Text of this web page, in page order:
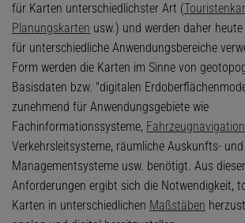
für Karten unterschiedlichster Art (
Planungskarten usw.) und werden daher
für unterschiedliche Anwendungsbereiche
Form werden die Karten im Sinne von
Basisdaten bzw. "digitalen
zunehmend für Anwendungsgebiete wie
Fachinformationssysteme,
Verkehrsleitsysteme, räumliche Auskunfts- und
Managementsysteme usw. benötigt. Aus
Anforderungen ergibt sich die Notwendigkeit,
Karten in unterschiedlichen Maßstäben